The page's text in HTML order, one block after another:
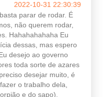
2022-10-31 22:30:39
parar de rodar. É
não querem rodar,
Hahahahahaha Eu
dessas, mas espero
desejo ao governo
toda sorte de azares
desejar muito, é
o trabalho dela,
e do sapo).